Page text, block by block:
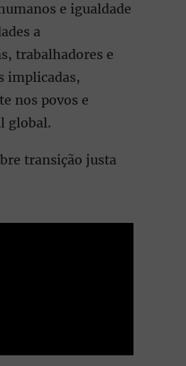
e igualdade
a
trabalhadores e
implicadas,
nos povos e
global.
transição justa